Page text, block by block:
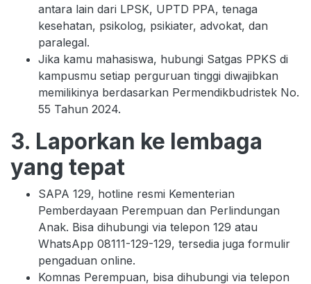
antara lain dari LPSK, UPTD PPA, tenaga
kesehatan, psikolog, psikiater, advokat, dan
paralegal.
Jika kamu mahasiswa, hubungi Satgas PPKS di
kampusmu setiap perguruan tinggi diwajibkan
memilikinya berdasarkan Permendikbudristek No.
55 Tahun 2024.
3. Laporkan ke lembaga
yang tepat
SAPA 129, hotline resmi Kementerian
Pemberdayaan Perempuan dan Perlindungan
Anak. Bisa dihubungi via telepon 129 atau
WhatsApp 08111-129-129, tersedia juga formulir
pengaduan online.
Komnas Perempuan, bisa dihubungi via telepon